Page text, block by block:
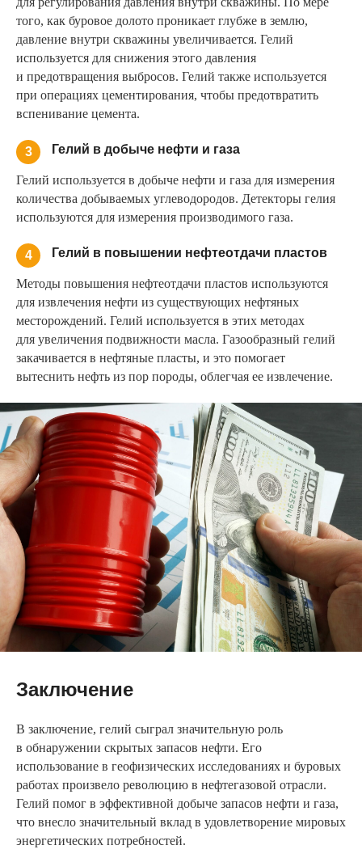
того, как буровое долото проникает глубже в землю,
давление внутри скважины увеличивается. Гелий
используется для снижения этого давления
и предотвращения выбросов. Гелий также используется
при операциях цементирования, чтобы предотвратить
вспенивание цемента.
3 Гелий в добыче нефти и газа
Гелий используется в добыче нефти и газа для измерения
количества добываемых углеводородов. Детекторы гелия
используются для измерения производимого газа.
4 Гелий в повышении нефтеотдачи пластов
Методы повышения нефтеотдачи пластов используются
для извлечения нефти из существующих нефтяных
месторождений. Гелий используется в этих методах
для увеличения подвижности масла. Газообразный гелий
закачивается в нефтяные пласты, и это помогает
вытеснить нефть из пор породы, облегчая ее извлечение.
Заключение
В заключение, гелий сыграл значительную роль
в обнаружении скрытых запасов нефти. Его
использование в геофизических исследованиях и буровых
работах произвело революцию в нефтегазовой отрасли.
Гелий помог в эффективной добыче запасов нефти и газа,
что внесло значительный вклад в удовлетворение мировых
энергетических потребностей.